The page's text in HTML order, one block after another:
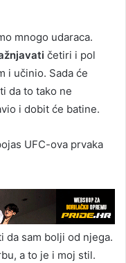
mnogo udaraca.
četiri i pol
i učinio. Sada će
da to tako ne
i dobit će batine.
UFC-ova prvaka
da sam bolji od njega.
a to je i moj stil.